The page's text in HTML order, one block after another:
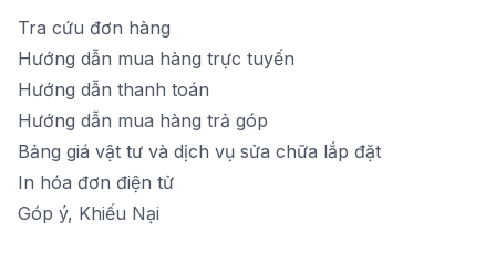
Tra cứu đơn hàng
Hướng dẫn mua hàng trực tuyến
Hướng dẫn thanh toán
Hướng dẫn mua hàng trả góp
Bảng giá vật tư và dịch vụ sửa chữa lắp đặt
In hóa đơn điện tử
Góp ý, Khiếu Nại